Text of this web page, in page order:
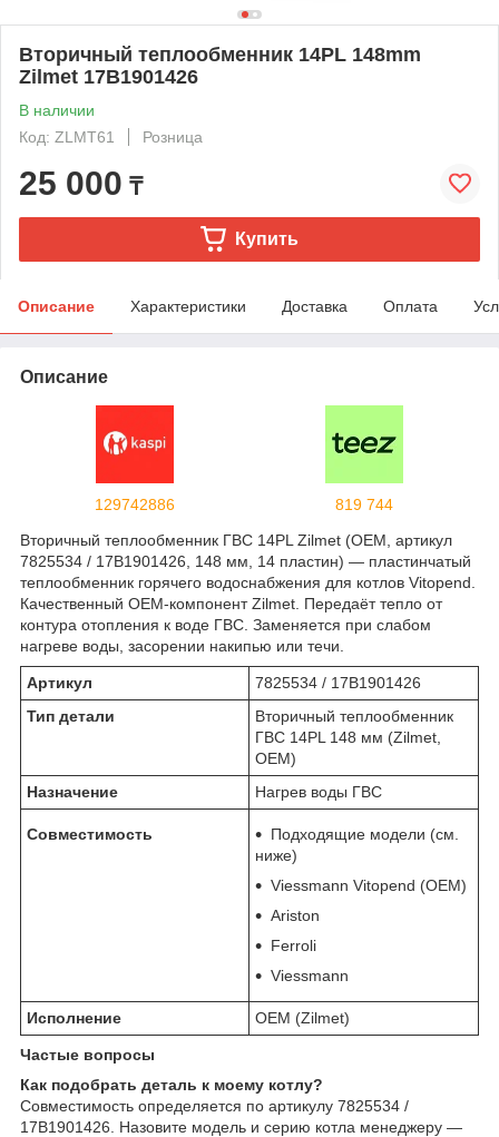
Вторичный теплообменник 14PL 148mm
Zilmet 17B1901426
В наличии
Код: ZLMT61
Розница
25 000 ₸
Купить
Описание Характеристики Доставка Оплата
Описание
129742886
819 744
Вторичный теплообменник ГВС 14PL Zilmet (OEM, артикул
7825534 / 17B1901426, 148 мм, 14 пластин) — пластинчатый
теплообменник горячего водоснабжения для котлов Vitopend.
Качественный OEM-компонент Zilmet. Передаёт тепло от
контура отопления к воде ГВС. Заменяется при слабом
нагреве воды, засорении накипью или течи.
Артикул
7825534 / 17B1901426
Тип детали
Вторичный теплообменник
ГВС 14PL 148 мм (Zilmet,
OEM)
Назначение
Нагрев воды ГВС
Совместимость
Подходящие модели (см.
ниже)
Viessmann Vitopend (OEM)
Ariston
Ferroli
Viessmann
Исполнение OEM (Zilmet)
Частые вопросы
Как подобрать деталь к моему котлу?
Совместимость определяется по артикулу 7825534 /
17B1901426. Назовите модель и серию котла менеджеру —